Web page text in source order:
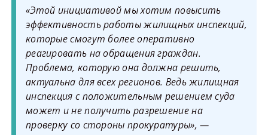
«Этой инициативой мы хотим повысить
эффективность работы жилищных инспекций,
которые смогут более оперативно
реагировать на обращения граждан.
Проблема, которую она должна решить,
актуальна для всех регионов. Ведь жилищная
инспекция с положительным решением суда
может и не получить разрешение на
проверку со стороны прокуратуры», —